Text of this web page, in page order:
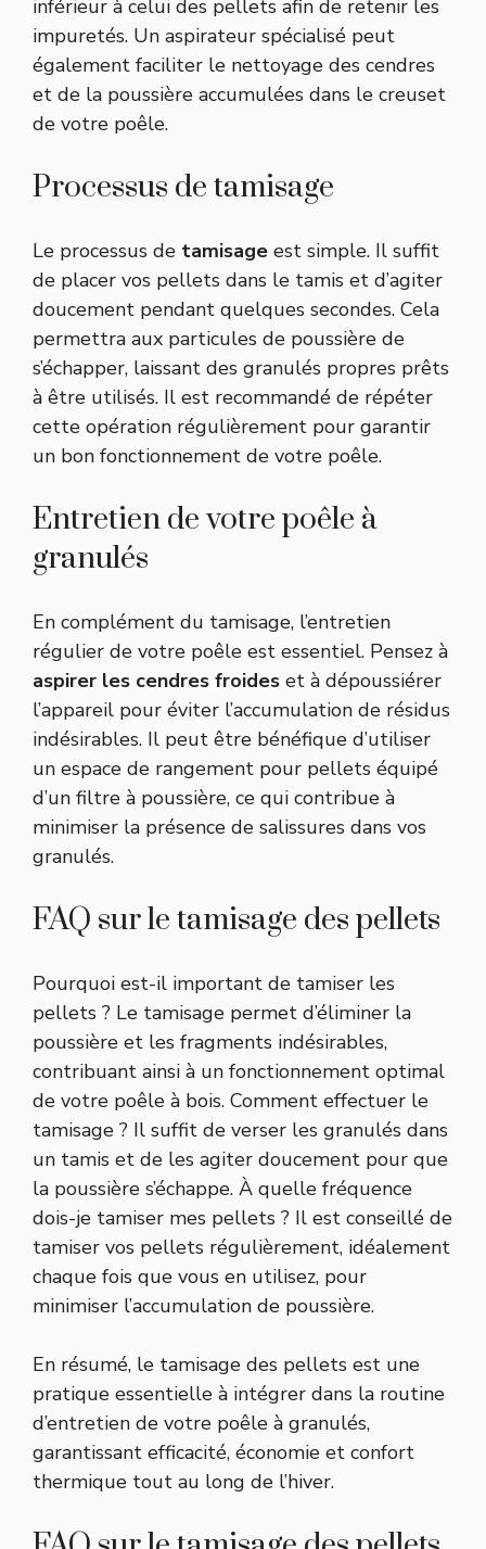
inférieur à celui des pellets afin de retenir les
impuretés. Un aspirateur spécialisé peut
également faciliter le nettoyage des cendres
et de la poussière accumulées dans le creuset
de votre poêle.
Processus de tamisage
Le processus de tamisage est simple. Il suffit
de placer vos pellets dans le tamis et d’agiter
doucement pendant quelques secondes. Cela
permettra aux particules de poussière de
s’échapper, laissant des granulés propres prêts
à être utilisés. Il est recommandé de répéter
cette opération régulièrement pour garantir
un bon fonctionnement de votre poêle.
Entretien de votre poêle à
granulés
En complément du tamisage, l’entretien
régulier de votre poêle est essentiel. Pensez à
aspirer les cendres froides et à dépoussiérer
l’appareil pour éviter l’accumulation de résidus
indésirables. Il peut être bénéfique d’utiliser
un espace de rangement pour pellets équipé
d’un filtre à poussière, ce qui contribue à
minimiser la présence de salissures dans vos
granulés.
FAQ sur le tamisage des pellets
Pourquoi est-il important de tamiser les
pellets ? Le tamisage permet d’éliminer la
poussière et les fragments indésirables,
contribuant ainsi à un fonctionnement optimal
de votre poêle à bois. Comment effectuer le
tamisage ? Il suffit de verser les granulés dans
un tamis et de les agiter doucement pour que
la poussière s’échappe. À quelle fréquence
dois-je tamiser mes pellets ? Il est conseillé de
tamiser vos pellets régulièrement, idéalement
chaque fois que vous en utilisez, pour
minimiser l’accumulation de poussière.
En résumé, le tamisage des pellets est une
pratique essentielle à intégrer dans la routine
d’entretien de votre poêle à granulés,
garantissant efficacité, économie et confort
thermique tout au long de l’hiver.